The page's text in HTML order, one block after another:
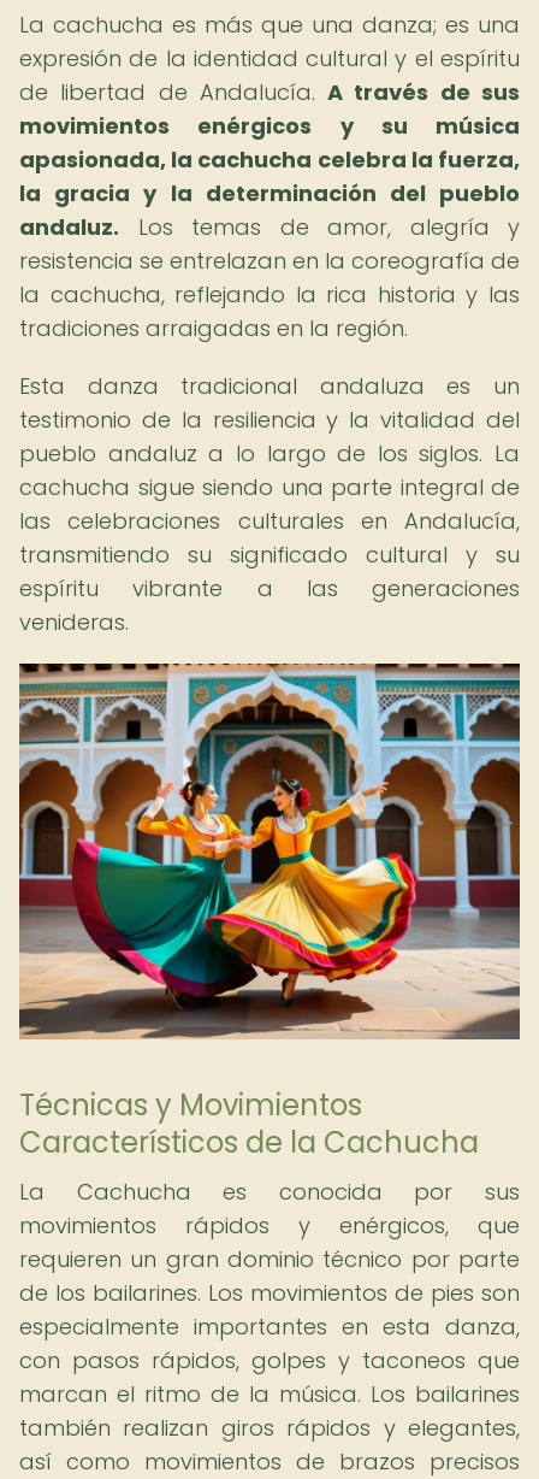
La cachucha es más que una danza; es una
expresión de la identidad cultural y el espíritu
de libertad de Andalucía.A través de sus
movimientos enérgicos y su música
apasionada, la cachucha celebra la fuerza,
la gracia y la determinación del pueblo
andaluz. Los temas de amor, alegría y
resistencia se entrelazan en la coreografía de
la cachucha, reflejando la rica historia y las
tradiciones arraigadas en la región.
Esta danza tradicional andaluza es un
testimonio de la resiliencia y la vitalidad del
pueblo andaluz a lo largo de los siglos. La
cachucha sigue siendo una parte integral de
las celebraciones culturales en Andalucía,
transmitiendo su significado cultural y su
espíritu vibrante a las generaciones
venideras.
Técnicas y Movimientos
Característicos de la Cachucha
La Cachucha es conocida por sus
movimientos rápidos y enérgicos, que
requieren un gran dominio técnico por parte
de los bailarines. Los movimientos de pies son
especialmente importantes en esta danza,
con pasos rápidos, golpes y taconeos que
marcan el ritmo de la música. Los bailarines
también realizan giros rápidos y elegantes,
así como movimientos de brazos precisos